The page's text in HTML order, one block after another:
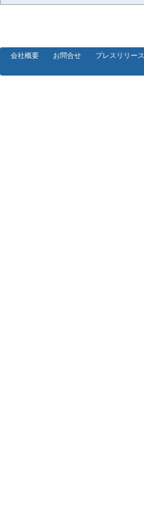
会社概要 お問合せ プレスリリース